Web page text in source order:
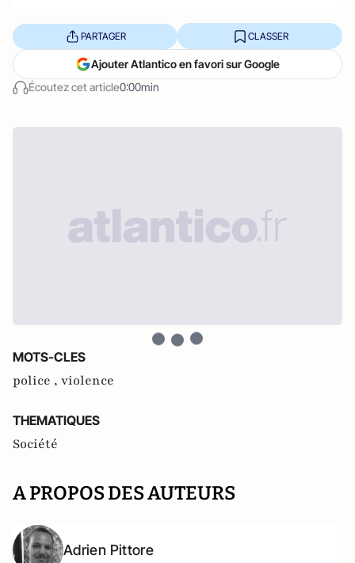
Écoutez cet article0:00min
PARTAGER CLASSER
Ajouter Atlantico en favori sur Google
MOTS-CLES
police , violence
THEMATIQUES
Société
A PROPOS DES AUTEURS
Adrien Pittore